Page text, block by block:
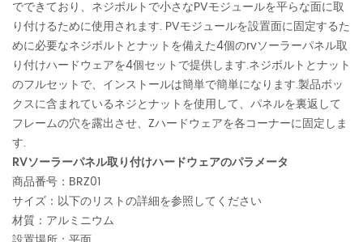
でできており、ネジボルトで小さなPVモジュールを平らな面に取
り付けるために使用されます. PVモジュールを設置面に固定するた
めに必要なネジボルトとナットを備えた4個のrvソーラーパネル取
り付けハードウェアを4個セットで提供します.ネジボルトとナット
のフルセットで、インストールは簡単で簡単になります.製品ボッ
クスに含まれているネジとナットを使用して、パネルを裏返して
フレームの穴を露出させ、Zハードウェアを各コーナーに固定しま
す.
RVソーラーパネル取り付けハードウェアのパラメータ
商品番号：BRZ01
サイズ：以下のリストの詳細を参照してください
材質：アルミニウム